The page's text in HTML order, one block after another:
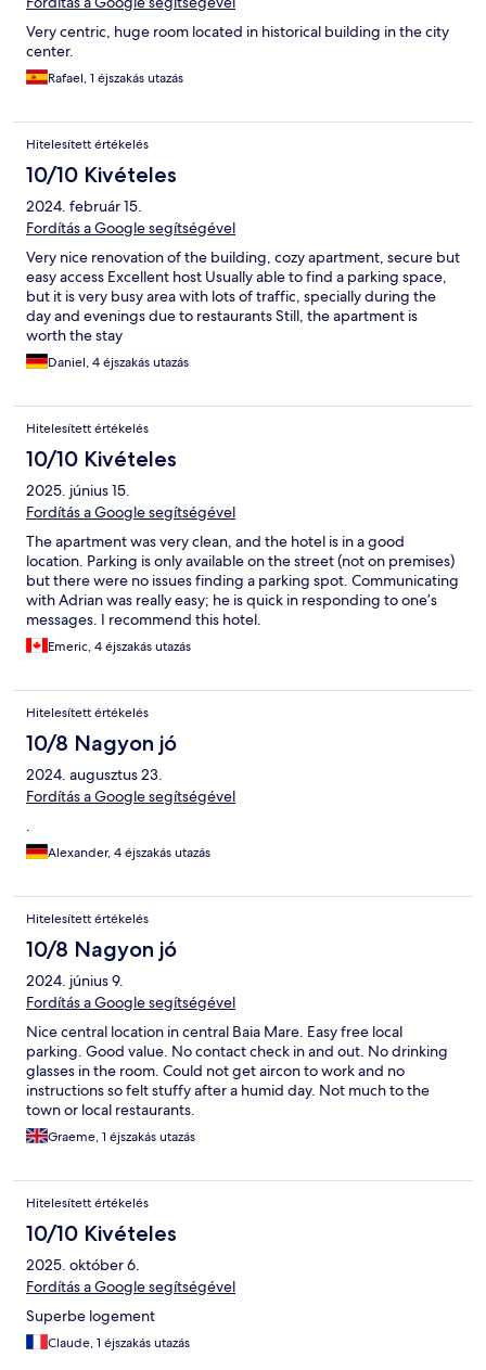
Very centric, huge room located in historical building in the city
center.
Rafael, 1 éjszakás utazás
Hitelesített értékelés
10/10 Kivételes
2024. február 15.
Fordítás a Google segítségével
Very nice renovation of the building, cozy apartment, secure but
easy access Excellent host Usually able to find a parking space,
but it is very busy area with lots of traffic, specially during the
day and evenings due to restaurants Still, the apartment is
worth the stay
Daniel, 4 éjszakás utazás
Hitelesített értékelés
10/10 Kivételes
2025. június 15.
Fordítás a Google segítségével
The apartment was very clean, and the hotel is in a good
location. Parking is only available on the street (not on premises)
but there were no issues finding a parking spot. Communicating
with Adrian was really easy; he is quick in responding to one’s
messages. I recommend this hotel.
Emeric, 4 éjszakás utazás
Hitelesített értékelés
10/8 Nagyon jó
2024. augusztus 23.
Fordítás a Google segítségével
.
Alexander, 4 éjszakás utazás
Hitelesített értékelés
10/8 Nagyon jó
2024. június 9.
Fordítás a Google segítségével
Nice central location in central Baia Mare. Easy free local
parking. Good value. No contact check in and out. No drinking
glasses in the room. Could not get aircon to work and no
instructions so felt stuffy after a humid day. Not much to the
town or local restaurants.
Graeme, 1 éjszakás utazás
Hitelesített értékelés
10/10 Kivételes
2025. október 6.
Fordítás a Google segítségével
Superbe logement
Claude, 1 éjszakás utazás